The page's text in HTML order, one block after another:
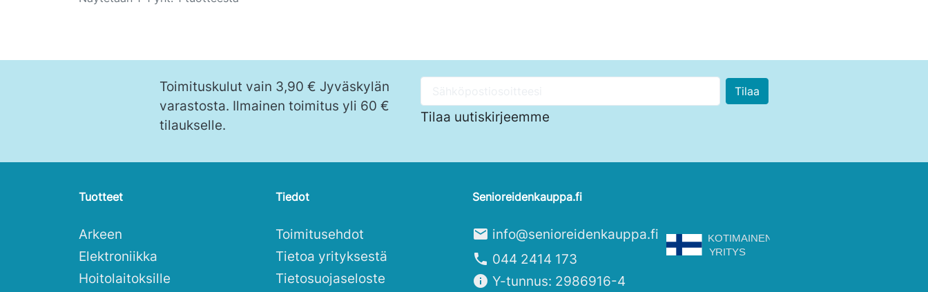
Toimituskulut vain 3,90 € Jyväskylän
varastosta. Ilmainen toimitus yli 60 €
tilaukselle.
Tilaa uutiskirjeemme
Tuotteet
Arkeen
Elektroniikka
Hoitolaitoksille
Tiedot
Toimitusehdot
Tietoa yrityksestä
Tietosuojaseloste
Senioreidenkauppa.fi
mail info@senioreidenkauppa.fi
phone 044 2414 173
info Y-tunnus: 2986916-4